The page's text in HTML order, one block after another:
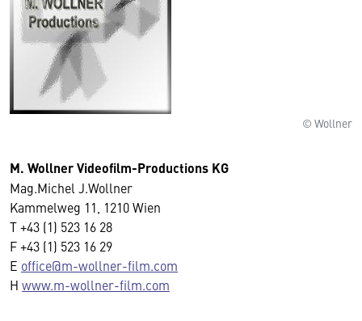
© Wollner
M. Wollner Videofilm-Productions KG
Mag.Michel J.Wollner
Kammelweg 11, 1210 Wien
T +43 (1) 523 16 28
F +43 (1) 523 16 29
E office@m-wollner-film.com
H www.m-wollner-film.com
Wir benötigen Ihre Zustimmung
Hier würden wir Ihnen gerne einen externen
Inhalt anzeigen. Dafür benötigen wir allerdings
Ihre Zustimmung, da Ihr Browser